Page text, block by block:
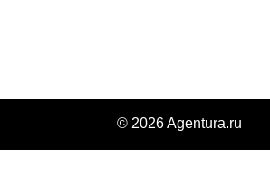
© 2026 Agentura.ru